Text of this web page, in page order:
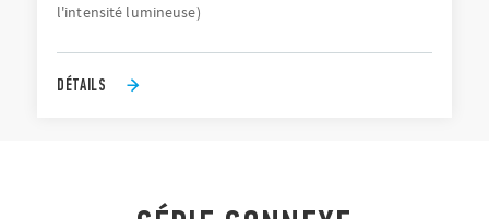
l'intensité lumineuse)
DÉTAILS